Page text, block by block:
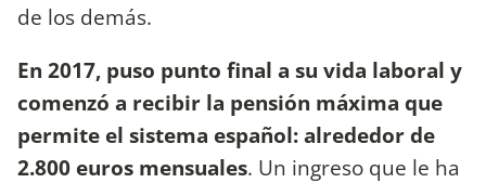
de los demás.
En 2017, puso punto final a su vida laboral y
comenzó a recibir la pensión máxima que
permite el sistema español: alrededor de
2.800 euros mensuales. Un ingreso que le ha